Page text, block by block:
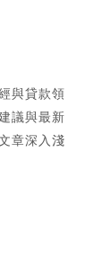
與貸款領
議與最新
章深入淺